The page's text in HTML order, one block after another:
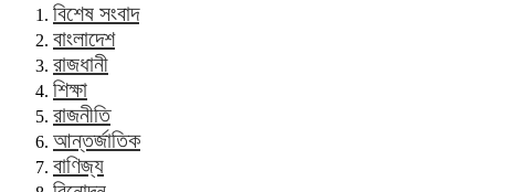
বিশেষ সংবাদ
বাংলাদেশ
রাজধানী
শিক্ষা
রাজনীতি
আন্তর্জাতিক
বাণিজ্য